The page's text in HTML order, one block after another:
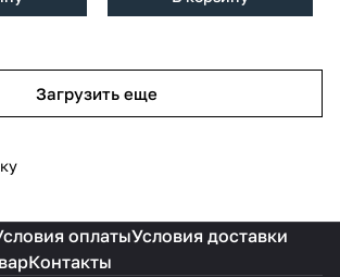
Загрузить еще
оплатыУсловия доставки
Контакты